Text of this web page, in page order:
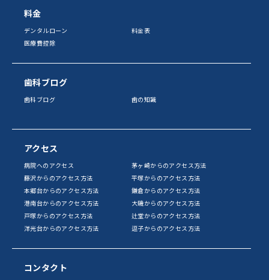
料金
デンタルローン
料金表
医療費控除
歯科ブログ
歯科ブログ 歯の知識
アクセス
病院へのアクセス
茅ヶ崎からのアクセス方法
藤沢からのアクセス方法
平塚からのアクセス方法
本郷台からのアクセス方法
鎌倉からのアクセス方法
港南台からのアクセス方法
大磯からのアクセス方法
戸塚からのアクセス方法
辻堂からのアクセス方法
洋光台からのアクセス方法
逗子からのアクセス方法
コンタクト